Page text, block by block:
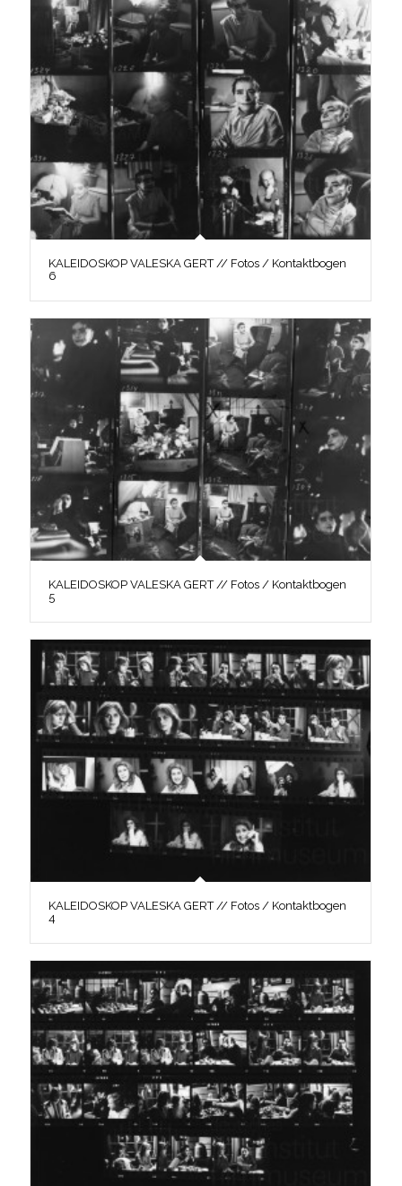
KALEIDOSKOP VALESKA GERT // Fotos / Kontaktbogen
6
KALEIDOSKOP VALESKA GERT // Fotos / Kontaktbogen
5
KALEIDOSKOP VALESKA GERT // Fotos / Kontaktbogen
4